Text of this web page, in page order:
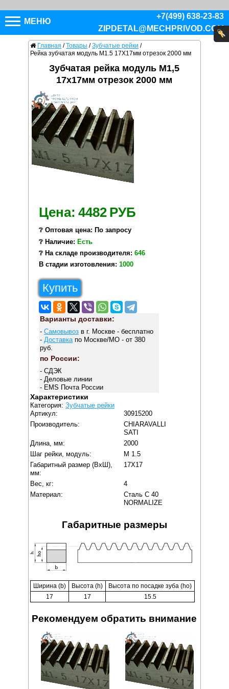
МЕНЮ
+7(499) 638-23-83
ZIPDETAL@MECHPRIVOD.COM
Главная / Товары / Зубчатые рейки /
Рейка зубчатая модуль M1.5 17X17мм отрезок 2000 мм
Зубчатая рейка модуль M1,5
17x17мм отрезок 2000 мм
Цена: 4482 РУБ
❔ Оптовая цена: По запросу
❔ Наличие: Есть
❔ На складе производителя: 646
В стадии изготовления: 1000
Купить
Варианты доставки:
- Самовывозв г. Москве - бесплатно
- Доставкапо Москве/МО - от 380
руб.
по России:
- СДЭК
- Деловые линии
- EMS Почта России
Характеристики
Категория:Зубчатые рейки
Артикул:
30915200
Производитель:
CHIARAVALLI
SATI
Длина, мм:
2000
Шаг рейки, модуль:
M 1.5
Габаритный размер (ВxШ),
мм:
17X17
Вес, кг:
4
Материал:
Сталь C 40
NORMALIZE
Габаритные размеры
Ширина (b) Высота (h)
Высота по посадке зуба (ho)
17
17 15.5
Рекомендуем обратить внимание